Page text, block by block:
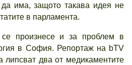
има, защото такава идея не
в парламента.
се произнесе и за проблем в
в София. Репортаж на bTV
липсват два от медикаментите